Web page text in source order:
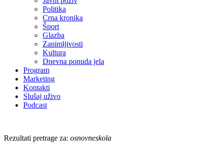
Politika
Crna kronika
Šport
Glazba
Zanimljivosti
Kultura
Dnevna ponuda jela
Program
Marketing
Kontakti
Slušaj uživo
Podcast
Rezultati pretrage za: osnovneskola